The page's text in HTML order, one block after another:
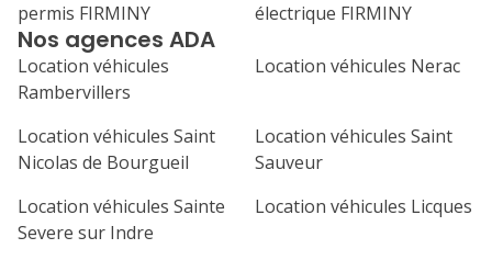
31
septembre 2026
lu
1
3 4
7 8 9
18
Nos agences ADA
Location véhicules
Rambervillers
Location véhicules Nerac
Location véhicules Saint
Nicolas de Bourgueil
Location véhicules Saint
Sauveur
Location véhicules Sainte
Severe sur Indre
Location véhicules Licques
permis FIRMINY
électrique FIRMINY